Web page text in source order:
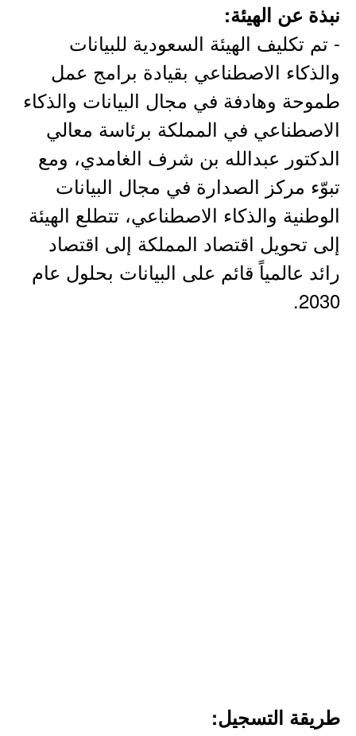
نبذة عن الهيئة:
- تم تكليف الهيئة السعودية للبيانات
والذكاء الاصطناعي بقيادة برامج عمل
طموحة وهادفة في مجال البيانات والذكاء
الاصطناعي في المملكة برئاسة معالي
الدكتور عبدالله بن شرف الغامدي، ومع
تبوّء مركز الصدارة في مجال البيانات
الوطنية والذكاء الاصطناعي، تتطلع الهيئة
إلى تحويل اقتصاد المملكة إلى اقتصاد
رائد عالمياً قائم على البيانات بحلول عام
2030.
طريقة التسجيل: